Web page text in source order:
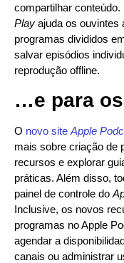
compartilhar
Play ajuda os ouvintes
programas divididos
salvar episódios
reprodução offline.
…e para
O novo site Apple
mais sobre criação de
recursos e explorar
práticas. Além disso,
painel de controle do
Inclusive, os novos
programas no Apple
agendar a
canais ou administrar